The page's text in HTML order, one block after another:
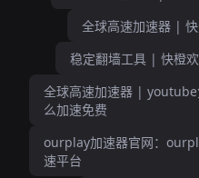
全球高速加速器 |
稳定翻墙工具 | 快橙
全球高速加速器 |
么加速免费
ourplay加速器官网：
速平台